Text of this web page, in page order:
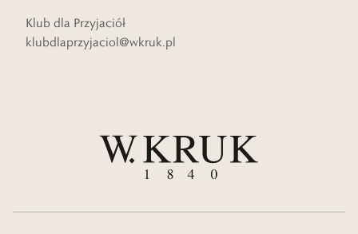
Klub dla Przyjaciół
klubdlaprzyjaciol@wkruk.pl